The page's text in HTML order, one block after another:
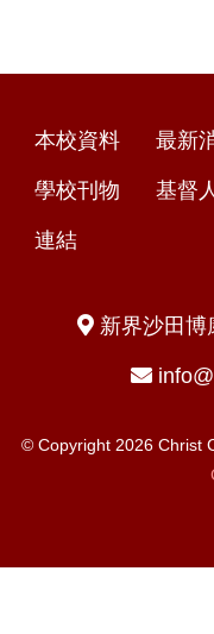
本校資料 最新
學校刊物 基督人
連結
新界沙田博
© Copyright 2026 Christ